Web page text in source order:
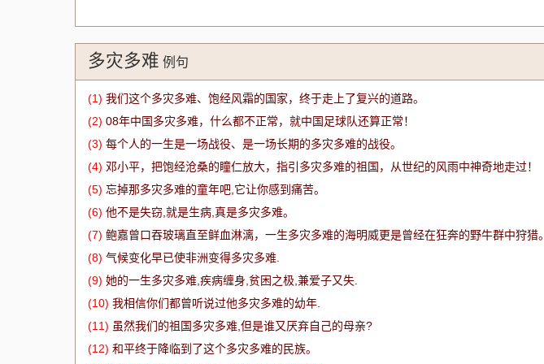
多灾多难 例句
(1) 我们这个多灾多难、饱经风霜的国家，终于走上了复兴的道路。
(2) 08年中国多灾多难，什么都不正常，就中国足球队还算正常！
(3) 每个人的一生是一场战役、是一场长期的多灾多难的战役。
(4) 邓小平，把饱经沧桑的瞳仁放大，指引多灾多难的祖国，从世纪的风雨中神奇地走过！
(5) 忘掉那多灾多难的童年吧,它让你感到痛苦。
(6) 他不是失窃,就是生病,真是多灾多难。
(7) 鲍嘉曾口吞玻璃直至鲜血淋漓，一生多灾多难的海明威更是曾经在狂奔的野牛群中狩猎。
(8) 气候变化早已使非洲变得多灾多难.
(9) 她的一生多灾多难,疾病缠身,贫困之极,兼爱子又失.
(10) 我相信你们都曾听说过他多灾多难的幼年.
(11) 虽然我们的祖国多灾多难,但是谁又厌弃自己的母亲?
(12) 和平终于降临到了这个多灾多难的民族。